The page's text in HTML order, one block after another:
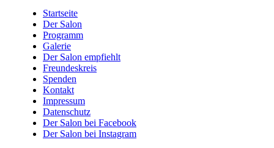
Startseite
Der Salon
Programm
Galerie
Der Salon empfiehlt
Freundeskreis
Spenden
Kontakt
Impressum
Datenschutz
Der Salon bei Facebook
Der Salon bei Instagram